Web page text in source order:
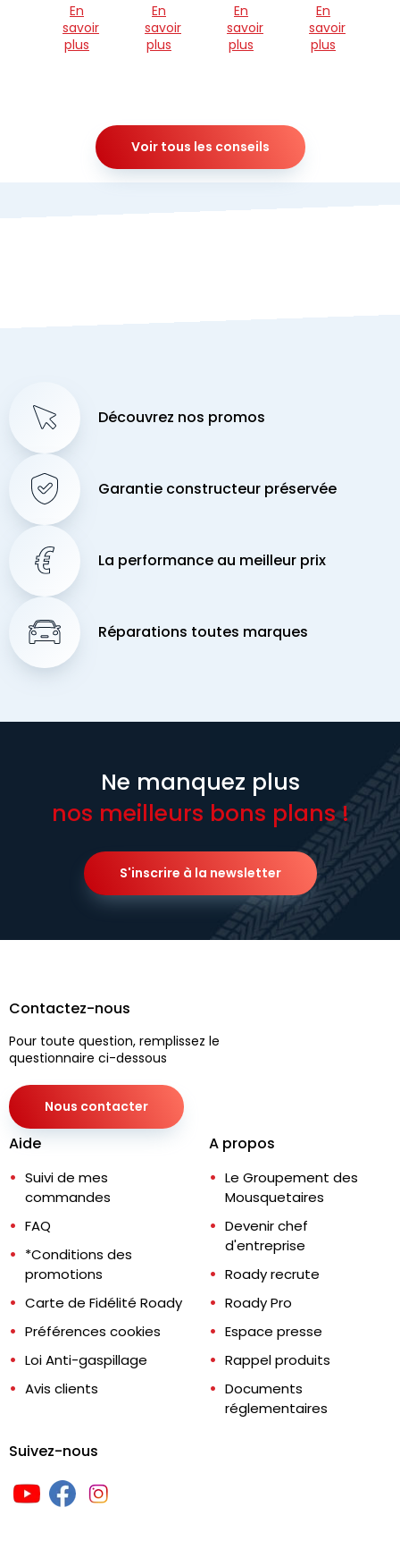
En
savoir
plus
En
savoir
plus
En
savoir
plus
En
savoir
plus
Voir tous les conseils
Découvrez nos promos
Garantie constructeur préservée
La performance au meilleur prix
Réparations toutes marques
Ne manquez plus
nos meilleurs bons plans !
S'inscrire à la newsletter
Contactez-nous
Pour toute question, remplissez le
questionnaire ci-dessous
Nous contacter
Aide
Suivi de mes
commandes
FAQ
*Conditions des
promotions
Carte de Fidélité Roady
Préférences cookies
Loi Anti-gaspillage
Avis clients
A propos
Le Groupement des
Mousquetaires
Devenir chef
d'entreprise
Roady recrute
Roady Pro
Espace presse
Rappel produits
Documents
réglementaires
Suivez-nous